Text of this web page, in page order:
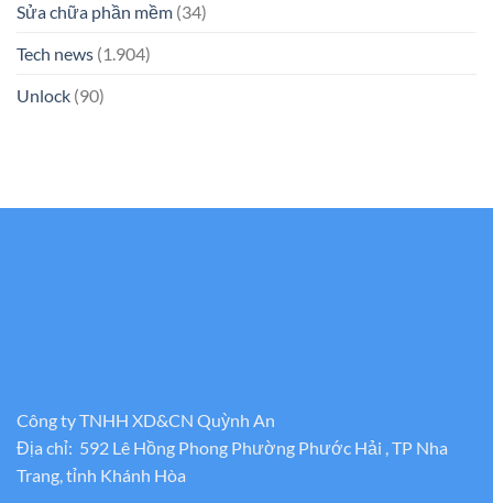
Sửa chữa phần mềm (34)
Tech news (1.904)
Unlock (90)
Công ty TNHH XD&CN Quỳnh An
Địa chỉ: 592 Lê Hồng Phong Phường Phước Hải , TP Nha
Trang, tỉnh Khánh Hòa